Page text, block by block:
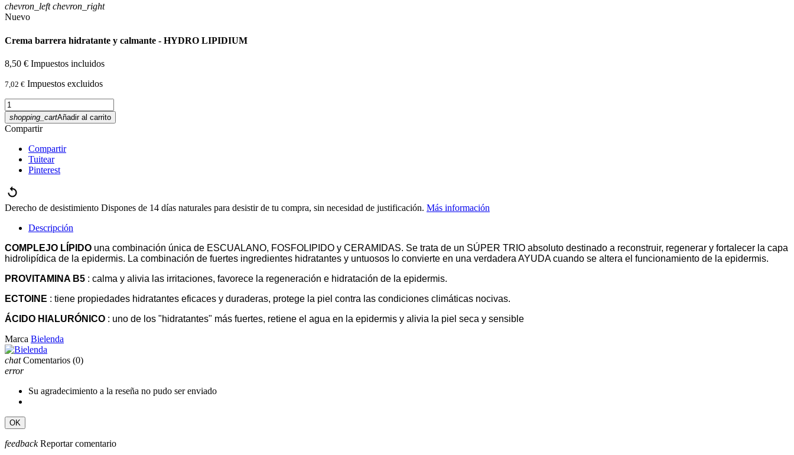
chevron_left chevron_right
Nuevo
Crema barrera hidratante y calmante - HYDRO LIPIDIUM
8,50 € Impuestos incluidos
7,02 € Impuestos excluidos
shopping_cartAñadir al carrito
Compartir
Compartir
Tuitear
Pinterest
Derecho de desistimiento Dispones de 14 días naturales para desistir de tu compra, sin necesidad de justificación. Más información
Descripción
COMPLEJO LÍPIDO una combinación única de ESCUALANO, FOSFOLIPIDO y CERAMIDAS. Se trata de un SÚPER TRIO absoluto destinado a reconstruir, regenerar y fortalecer la capa
hidrolipídica de la epidermis. La combinación de fuertes ingredientes hidratantes y untuosos lo convierte en una verdadera AYUDA cuando se altera el funcionamiento de la epidermis.
PROVITAMINA B5 : calma y alivia las irritaciones, favorece la regeneración e hidratación de la epidermis.
ECTOINE : tiene propiedades hidratantes eficaces y duraderas, protege la piel contra las condiciones climáticas nocivas.
ÁCIDO HIALURÓNICO : uno de los "hidratantes" más fuertes, retiene el agua en la epidermis y alivia la piel seca y sensible
Marca Bielenda
chat Comentarios (0)
error
Su agradecimiento a la reseña no pudo ser enviado
OK
feedback Reportar comentario